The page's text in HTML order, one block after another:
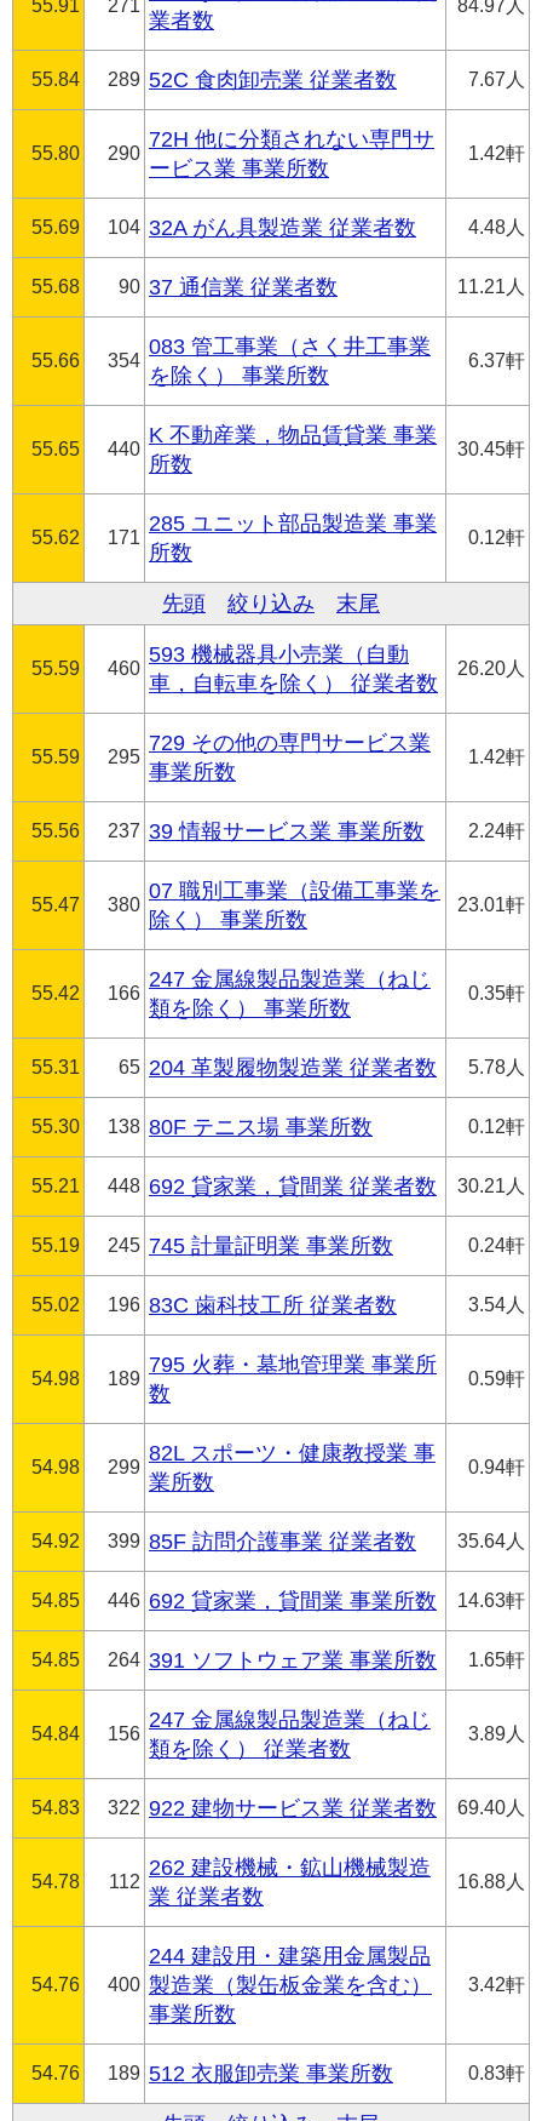
55.91 271
業者数
84.97人
55.84 289 52C 食肉卸売業 従業者数 7.67人
55.80 290
72H 他に分類されない専門サ
ービス業 事業所数
1.42軒
55.69 104 32A がん具製造業 従業者数 4.48人
55.68 90 37 通信業 従業者数 11.21人
55.66 354
083 管工事業（さく井工事業
を除く） 事業所数
6.37軒
55.65 440
K 不動産業，物品賃貸業 事業
所数
30.45軒
55.62 171
285 ユニット部品製造業 事業
所数
0.12軒
先頭 絞り込み 末尾
55.59 460
593 機械器具小売業（自動
車，自転車を除く） 従業者数
26.20人
55.59 295
729 その他の専門サービス業
事業所数
1.42軒
55.56 237 39 情報サービス業 事業所数 2.24軒
55.47 380
07 職別工事業（設備工事業を
除く） 事業所数
23.01軒
55.42 166
247 金属線製品製造業（ねじ
類を除く） 事業所数
0.35軒
55.31 65 204 革製履物製造業 従業者数 5.78人
55.30 138 80F テニス場 事業所数 0.12軒
55.21 448 692 貸家業，貸間業 従業者数 30.21人
55.19 245 745 計量証明業 事業所数 0.24軒
55.02 196 83C 歯科技工所 従業者数 3.54人
54.98 189
795 火葬・墓地管理業 事業所
数
0.59軒
54.98 299
82L スポーツ・健康教授業 事
業所数
0.94軒
54.92 399 85F 訪問介護事業 従業者数 35.64人
54.85 446 692 貸家業，貸間業 事業所数 14.63軒
54.85 264 391 ソフトウェア業 事業所数 1.65軒
54.84 156
247 金属線製品製造業（ねじ
類を除く） 従業者数
3.89人
54.83 322 922 建物サービス業 従業者数 69.40人
54.78 112
262 建設機械・鉱山機械製造
業 従業者数
16.88人
54.76 400
244 建設用・建築用金属製品
製造業（製缶板金業を含む）
事業所数
3.42軒
54.76 189 512 衣服卸売業 事業所数 0.83軒